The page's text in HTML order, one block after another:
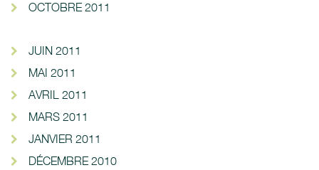
OCTOBRE 2011
JUIN 2011
MAI 2011
AVRIL 2011
MARS 2011
JANVIER 2011
DÉCEMBRE 2010